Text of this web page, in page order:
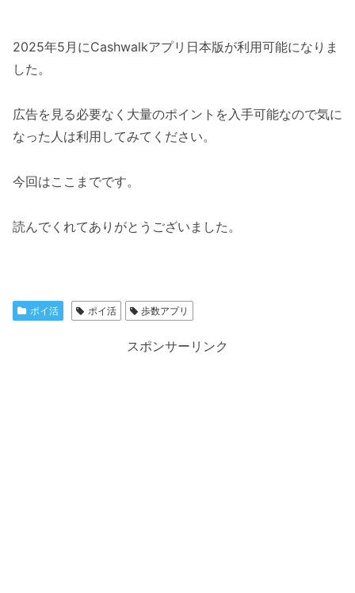
2025年5月にCashwalkアプリ日本版が利用可能になりま
した。
広告を見る必要なく大量のポイントを入手可能なので気に
なった人は利用してみてください。
今回はここまでです。
読んでくれてありがとうございました。
ポイ活 ポイ活 歩数アプリ
スポンサーリンク